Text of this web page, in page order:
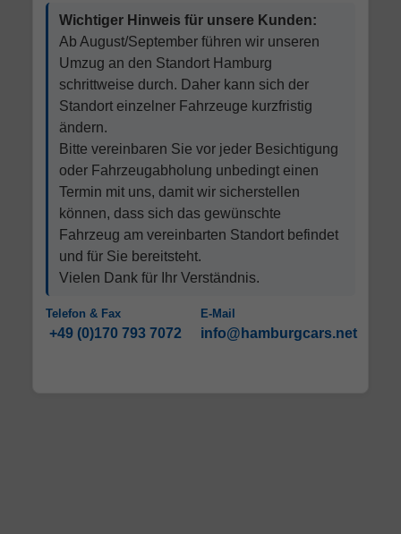
Wichtiger Hinweis für unsere Kunden:
Ab August/September führen wir unseren
Umzug an den Standort Hamburg
schrittweise durch. Daher kann sich der
Standort einzelner Fahrzeuge kurzfristig
ändern.
Bitte vereinbaren Sie vor jeder Besichtigung
oder Fahrzeugabholung unbedingt einen
Termin mit uns, damit wir sicherstellen
können, dass sich das gewünschte
Fahrzeug am vereinbarten Standort befindet
und für Sie bereitsteht.
Vielen Dank für Ihr Verständnis.
Telefon & Fax
+49 (0)170 793 7072
E-Mail
info@hamburgcars.net